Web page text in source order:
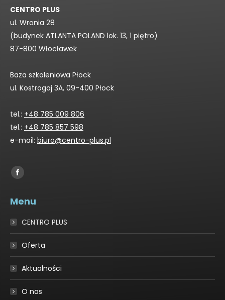
CENTRO PLUS
ul. Wronia 28
(budynek ATLANTA POLAND lok. 13, 1 piętro)
87-800 Włocławek
Baza szkoleniowa Płock
ul. Kostrogaj 3A, 09-400 Płock
tel.: +48 785 009 806
tel.: +48 785 857 598
e-mail: biuro@centro-plus.pl
Find us on:
Facebook
opens
in
window
Menu
CENTRO PLUS
Oferta
Aktualności
O nas